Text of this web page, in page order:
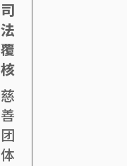
司
法
覆
核
慈
善
团
体